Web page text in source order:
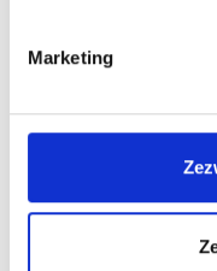
Marketing
New on